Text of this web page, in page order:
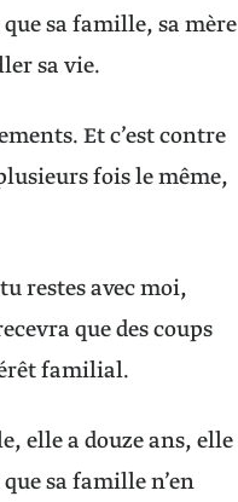
sa famille, sa mère
sa vie.
Et c’est contre
fois le même,
restes avec moi,
que des coups
familial.
elle a douze ans, elle
sa famille n’en